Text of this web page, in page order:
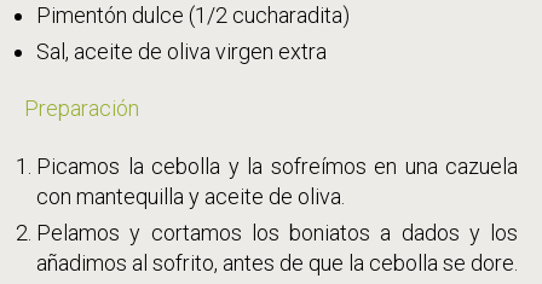
Pimentón dulce (1/2 cucharadita)
Sal, aceite de oliva virgen extra
Preparación
Picamos la cebolla y la sofreímos en una cazuela
con mantequilla y aceite de oliva.
Pelamos y cortamos los boniatos a dados y los
añadimos al sofrito, antes de que la cebolla se dore.